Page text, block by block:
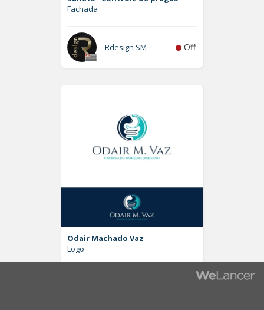
Fachada
Rdesign SM Off
Odair Machado Vaz
Logo